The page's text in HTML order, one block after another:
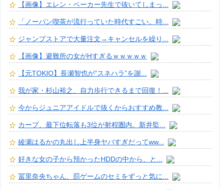
【画像】エレン・ベーカー先生で抜いてしまっ...
「ノーパン喫茶が流行っていた時代すごい。時...
ジャンプストアで大量注文→キャンセルを繰り...
【画像】避難所の女がHすぎるｗｗｗｗｗ
【元TOKIO】長瀬智也が“スネハラ”を謝...
我が家・杉山裕之、自力歩行できるまで回復！...
今からジュニアアイドルで抜くからおすすめ教...
カープ、最下位転落も3位が射程圏内。新井監...
綾瀬はるかの丸出し上半身ヤバすぎだってww...
好きな女の子から預かったHDDの中から、と...
冨里奈央ちゃん、罰ゲームのセミをずっと気に...